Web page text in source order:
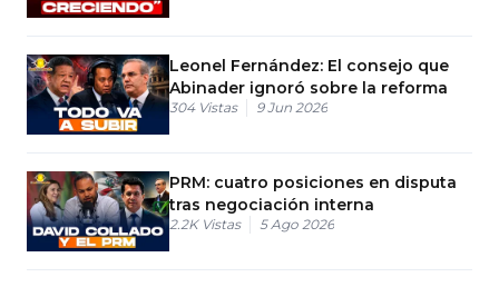
Leonel Fernández: El consejo que
Abinader ignoró sobre la reforma
304 Vistas 9 Jun 2026
PRM: cuatro posiciones en disputa
tras negociación interna
2.2K Vistas 5 Ago 2026